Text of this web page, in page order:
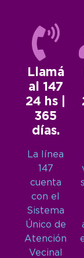
Llamá
al 147
24 hs |
365
días.
La línea
147
cuenta
con el
Sistema
Único de
Atención
Vecinal